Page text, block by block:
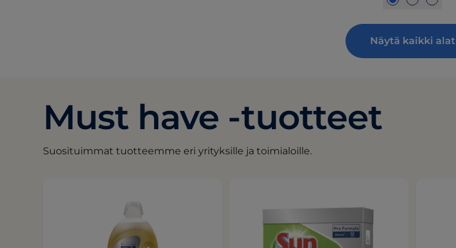
Näytä kaikki alat
Must have -tuotteet
Suosituimmat tuotteemme eri yrityksille ja toimialoille.